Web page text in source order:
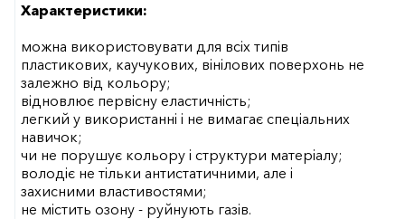
Характеристики:
можна використовувати для всіх типів
пластикових, каучукових, вінілових поверхонь не
залежно від кольору;
відновлює первісну еластичність;
легкий у використанні і не вимагає спеціальних
навичок;
чи не порушує кольору і структури матеріалу;
володіє не тільки антистатичними, але і
захисними властивостями;
не містить озону - руйнують газів.